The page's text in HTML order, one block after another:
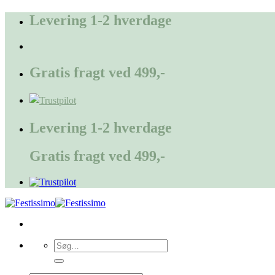
FortsætLevering 1-2 hverdage
Gratis fragt ved 499,-
Levering 1-2 hverdage
Gratis fragt ved 499,-
Søg
efter: